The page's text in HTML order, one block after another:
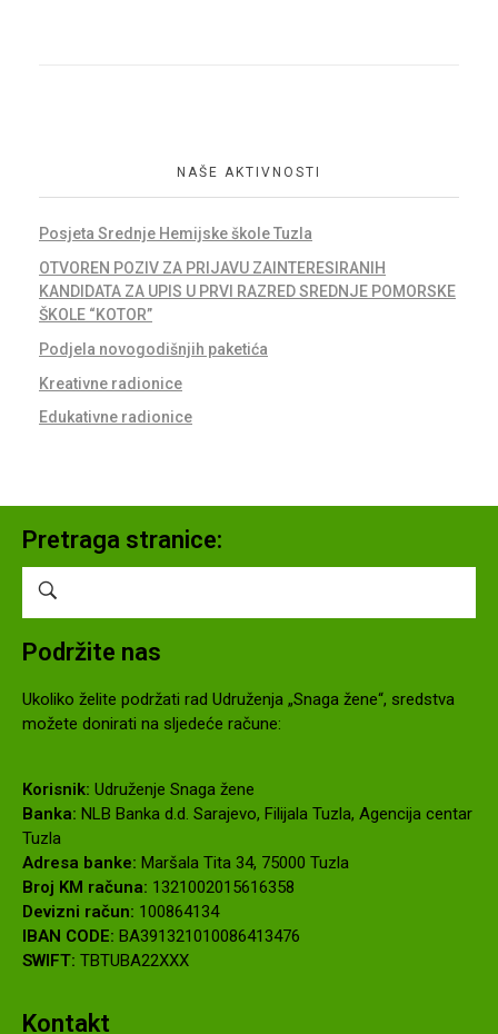
NAŠE AKTIVNOSTI
Posjeta Srednje Hemijske škole Tuzla
OTVOREN POZIV ZA PRIJAVU ZAINTERESIRANIH
KANDIDATA ZA UPIS U PRVI RAZRED SREDNJE POMORSKE
ŠKOLE “KOTOR”
Podjela novogodišnjih paketića
Kreativne radionice
Edukativne radionice
Pretraga stranice:
Podržite nas
Ukoliko želite podržati rad Udruženja „Snaga žene“, sredstva
možete donirati na sljedeće račune:
Korisnik: Udruženje Snaga žene
Banka: NLB Banka d.d. Sarajevo, Filijala Tuzla, Agencija centar
Tuzla
Adresa banke: Maršala Tita 34, 75000 Tuzla
Broj KM računa: 1321002015616358
Devizni račun: 100864134
IBAN CODE: BA391321010086413476
SWIFT: TBTUBA22XXX
Kontakt